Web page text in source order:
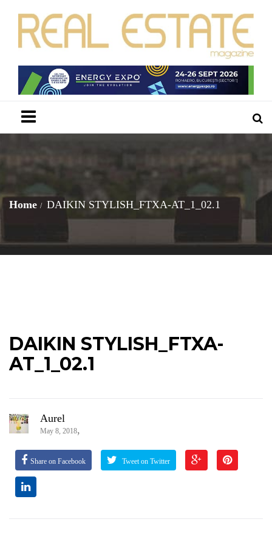
Home DAIKIN STYLISH_FTXA-AT_1_02.1
DAIKIN STYLISH_FTXA-
AT_1_02.1
Aurel
May 8, 2018,
Share on Facebook Tweet on Twitter